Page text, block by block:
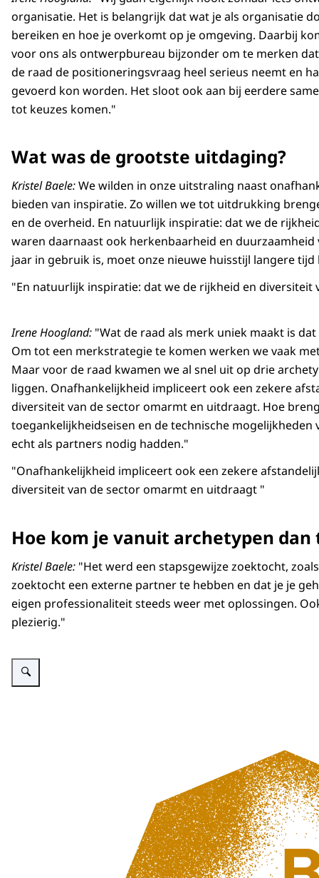
organisatie. Het is belangrijk dat wat je als organisatie
bereiken en hoe je overkomt op je omgeving. Daarbij
voor ons als ontwerpbureau bijzonder om te merken
de raad de positioneringsvraag heel serieus neemt en
gevoerd kon worden. Het sloot ook aan bij eerdere
tot keuzes komen."
Wat was de grootste uitdaging?
Kristel Baele:We wilden in onze uitstraling naast
bieden van inspiratie. Zo willen we tot uitdrukking
en de overheid. En natuurlijk inspiratie: dat we de
waren daarnaast ook herkenbaarheid en
jaar in gebruik is, moet onze nieuwe huisstijl langere
"En natuurlijk inspiratie: dat we de rijkheid en
Irene Hoogland: "Wat de raad als merk uniek maakt is
Om tot een merkstrategie te komen werken we vaak
Maar voor de raad kwamen we al snel uit op drie
liggen. Onafhankelijkheid impliceert ook een zekere
diversiteit van de sector omarmt en uitdraagt. Hoe
toegankelijkheidseisen en de technische
echt als partners nodig hadden."
"Onafhankelijkheid impliceert ook een zekere
diversiteit van de sector omarmt en uitdraagt "
Hoe kom je vanuit archetypen
Kristel Baele: "Het werd een stapsgewijze zoektocht,
zoektocht een externe partner te hebben en dat je je
eigen professionaliteit steeds weer met oplossingen.
plezierig."
Vergroot afbeelding Een achthoek in oker en wit met een open zijde